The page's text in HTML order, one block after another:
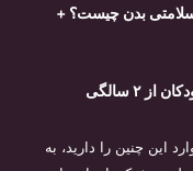
بدن چیست؟ +
سالگی
این چنین را دارید، به